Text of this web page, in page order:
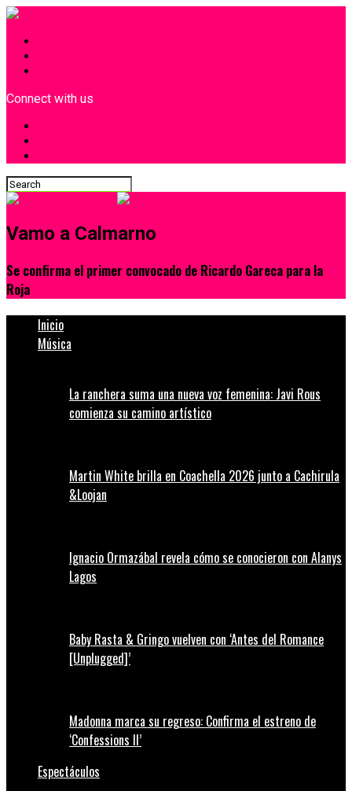
Connect with us
Vamo a Calmarno
Se confirma el primer convocado de Ricardo Gareca para la
Roja
Inicio
Música
La ranchera suma una nueva voz femenina: Javi Rous
comienza su camino artístico
Martin White brilla en Coachella 2026 junto a Cachirula
&Loojan
Ignacio Ormazábal revela cómo se conocieron con Alanys
Lagos
Baby Rasta & Gringo vuelven con ‘Antes del Romance
[Unplugged]’
Madonna marca su regreso: Confirma el estreno de
‘Confessions II’
Espectáculos